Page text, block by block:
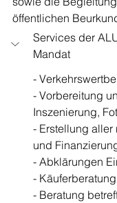
öffentlichen
Services der
Mandat
-
- Vorbereitung
Inszenierung,
- Erstellung aller
und
- Abklärungen
-
- Beratung